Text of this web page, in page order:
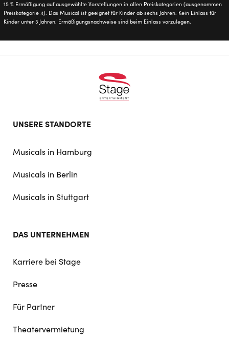
15 % Ermäßigung auf ausgewählte Vorstellungen in allen Preiskategorien (ausgenommen
Preiskategorie 4). Das Musical ist geeignet für Kinder ab sechs Jahren. Kein Einlass für
Kinder unter 3 Jahren. Ermäßigungsnachweise sind beim Einlass vorzulegen.
UNSERE STANDORTE
Musicals in Hamburg
Musicals in Berlin
Musicals in Stuttgart
DAS UNTERNEHMEN
Karriere bei Stage
Presse
Für Partner
Theatervermietung